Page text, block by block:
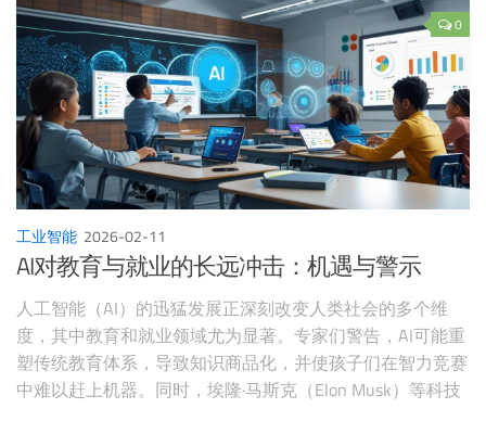
0
工业智能 2026-02-11
AI对教育与就业的长远冲击：机遇与警示
人工智能（AI）的迅猛发展正深刻改变人类社会的多个维
度，其中教育和就业领域尤为显著。专家们警告，AI可能重
塑传统教育体系，导致知识商品化，并使孩子们在智力竞赛
中难以赶上机器。同时，埃隆·马斯克（Elon Musk）等科技